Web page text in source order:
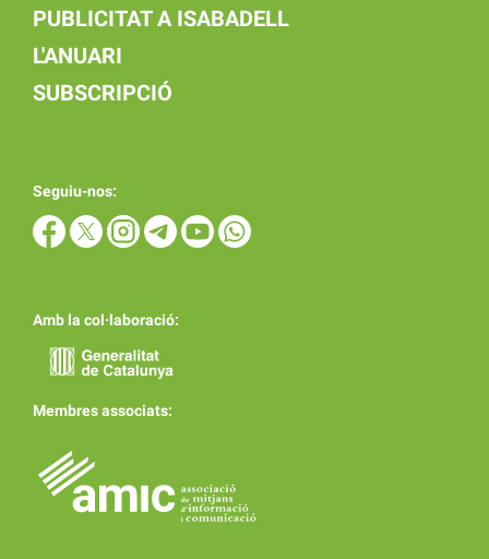
PUBLICITAT A ISABADELL
L'ANUARI
SUBSCRIPCIÓ
Seguiu-nos:
Amb la col·laboració:
Membres associats: